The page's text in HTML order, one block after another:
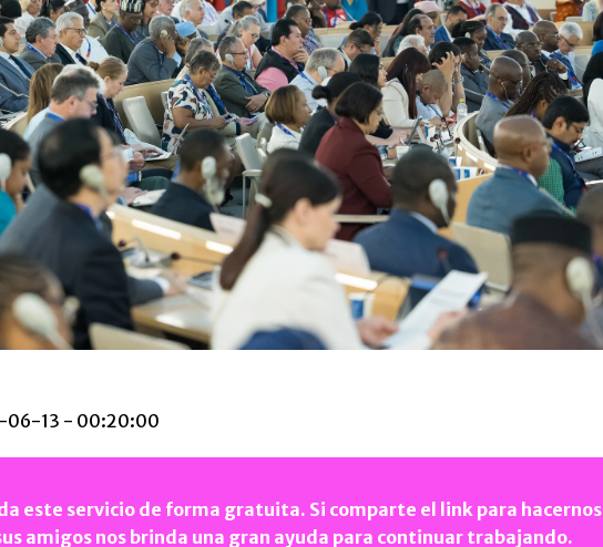
06-13 - 00:20:00
este servicio de forma gratuita. Si comparte el link para hacernos
amigos nos brinda una gran ayuda para continuar trabajando.